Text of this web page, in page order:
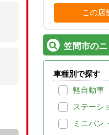
この店
笠間市の
車種別で探す
軽自動車
ステーシ
ミニバン